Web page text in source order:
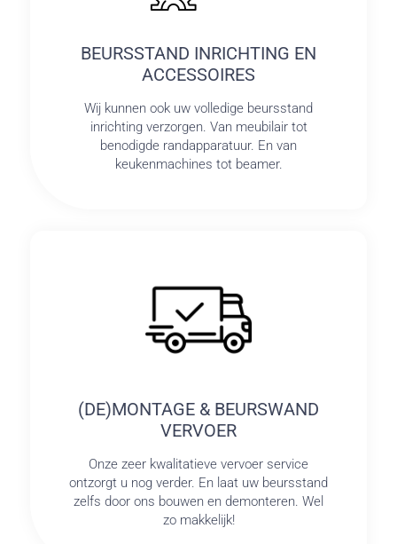
BEURSSTAND INRICHTING EN
ACCESSOIRES
Wij kunnen ook uw volledige beursstand
inrichting verzorgen. Van meubilair tot
benodigde randapparatuur. En van
keukenmachines tot beamer.
(DE)MONTAGE & BEURSWAND
VERVOER
Onze zeer kwalitatieve vervoer service
ontzorgt u nog verder. En laat uw beursstand
zelfs door ons bouwen en demonteren. Wel
zo makkelijk!